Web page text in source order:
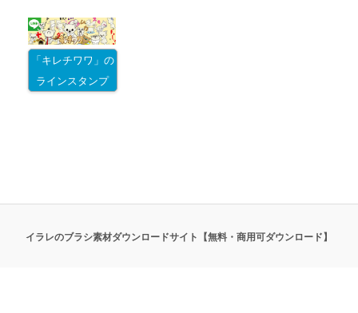
「キレチワワ」の
ラインスタンプ
イラレのブラシ素材ダウンロードサイト【無料・商用可ダウンロード】